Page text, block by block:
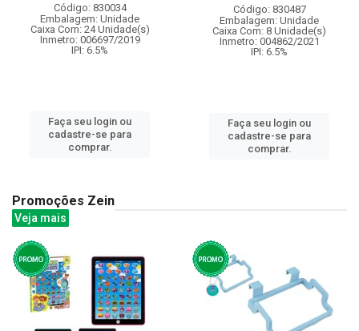
Código: 830034
Embalagem: Unidade
Caixa Com: 24 Unidade(s)
Inmetro: 006697/2019
IPI: 6.5%
Faça seu login ou
cadastre-se para
comprar.
Código: 830487
Embalagem: Unidade
Caixa Com: 8 Unidade(s)
Inmetro: 004862/2021
IPI: 6.5%
Faça seu login ou
cadastre-se para
comprar.
Promoções Zein
Veja mais